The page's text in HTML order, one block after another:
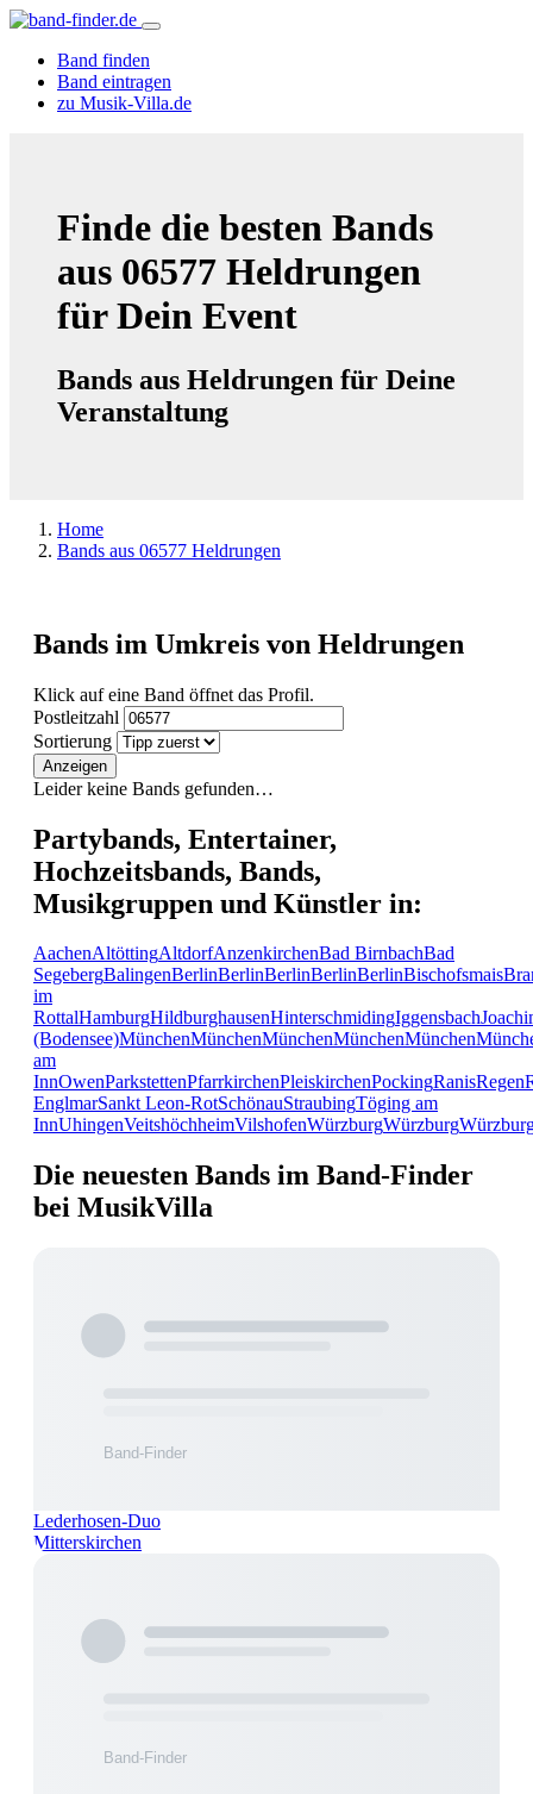
Band finden
Band eintragen
zu Musik-Villa.de
Finde die besten Bands
aus 06577 Heldrungen
für Dein Event
Bands aus Heldrungen für Deine
Veranstaltung
Home
Bands aus 06577 Heldrungen
Bands im Umkreis von Heldrungen
Klick auf eine Band öffnet das Profil.
Postleitzahl
Sortierung
Anzeigen
Leider keine Bands gefunden…
Partybands, Entertainer,
Hochzeitsbands, Bands,
Musikgruppen und Künstler in:
AachenAltöttingAltdorfAnzenkirchenBad BirnbachBad
SegebergBalingenBerlinBerlinBerlinBerlinBerlinBischofsmais
im
RottalHamburgHildburghausenHinterschmidingIggensbach
(Bodensee)MünchenMünchenMünchenMünchenMünchen
am
InnOwenParkstettenPfarrkirchenPleiskirchenPockingRanisRegen
EnglmarSankt Leon-RotSchönauStraubingTöging am
InnUhingenVeitshöchheimVilshofenWürzburgWürzburg
Die neuesten Bands im Band-Finder
bei MusikVilla
Lederhosen-Duo
Mitterskirchen